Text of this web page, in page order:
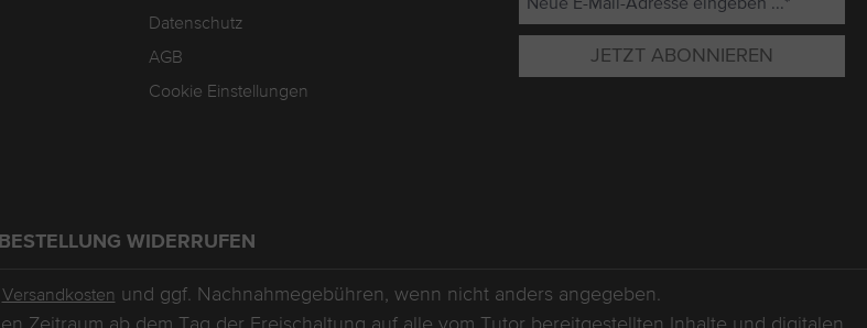
Datenschutz
AGB
Cookie Einstellungen
JETZT ABONNIEREN
BESTELLUNG WIDERRUFEN
Versandkosten und ggf. Nachnahmegebühren, wenn nicht anders angegeben.